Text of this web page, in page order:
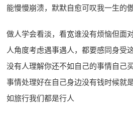
能慢慢崩溃，默默自愈可叹我一生的
做人学会看淡，看宽谁没有烦恼但面
人角度考虑遇事遇人，都要感同身受
没有人理解你还不如自己的事情自己
事情处理好在自己身边没有钱时候就
如旅行我们都是行人